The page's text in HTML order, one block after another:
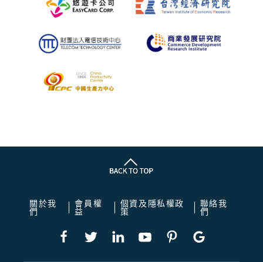
關於我
們
會員權
益
個資及隱私權政
策
聯絡我
們